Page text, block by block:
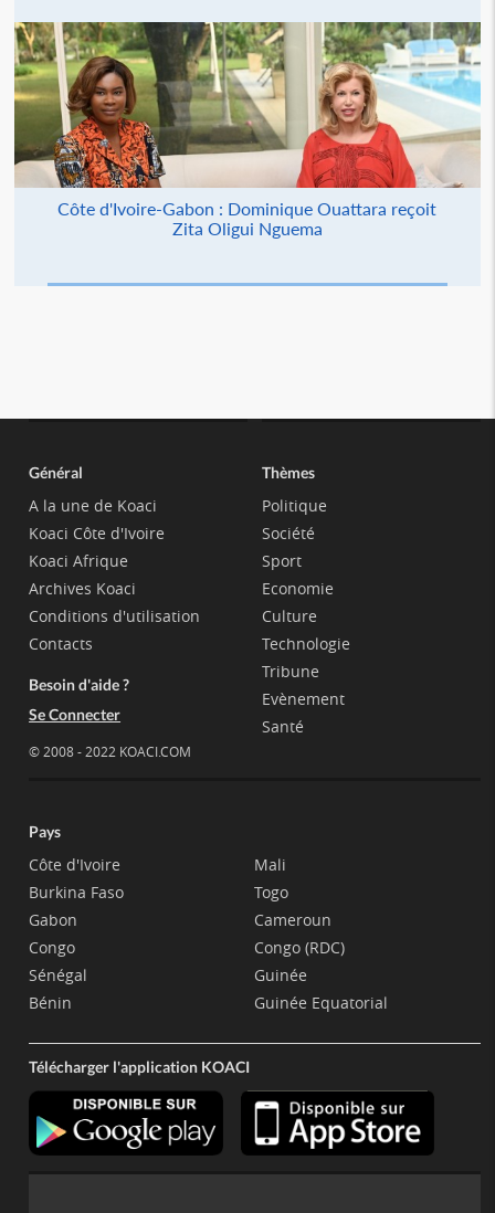
Côte d'Ivoire-Gabon : Dominique Ouattara reçoit
Zita Oligui Nguema
Général
A la une de Koaci
Koaci Côte d'Ivoire
Koaci Afrique
Archives Koaci
Conditions d'utilisation
Contacts
Besoin d'aide ?
Se Connecter
© 2008 - 2022 KOACI.COM
Thèmes
Politique
Société
Sport
Economie
Culture
Technologie
Tribune
Evènement
Santé
Pays
Côte d'Ivoire
Burkina Faso
Gabon
Congo
Sénégal
Bénin
Mali
Togo
Cameroun
Congo (RDC)
Guinée
Guinée Equatorial
Télécharger l'application KOACI